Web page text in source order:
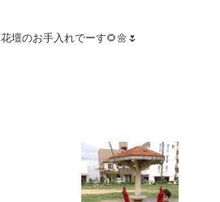
花壇のお手入れでーす🌻🌼🌷